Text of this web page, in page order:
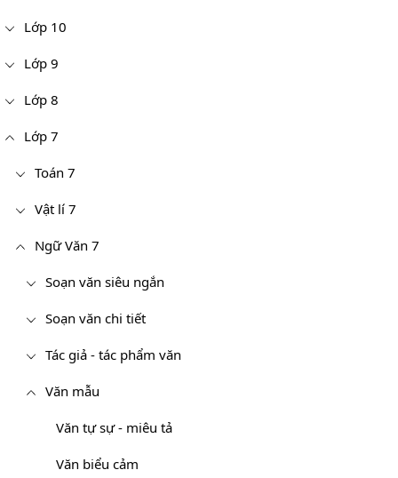
Lớp 10
Lớp 9
Lớp 8
Lớp 7
Toán 7
Vật lí 7
Ngữ Văn 7
Soạn văn siêu ngắn
Soạn văn chi tiết
Tác giả - tác phẩm văn
Văn mẫu
Văn tự sự - miêu tả
Văn biểu cảm